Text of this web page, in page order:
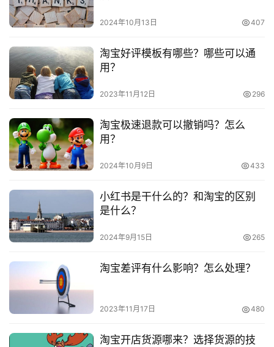
号
宝
分
享
登录方式是非常简单的，按照以上步骤去进行就可以了。淘
千万不要违规，因为每个店铺都是有评分的。
推荐阅读：
淘宝开店怎么少花运费?如何和快递谈运费?
淘宝开店如何获得搜索流量和权重?
本文来自投稿，不代表早谈创业网立场，作者：欧阳, 微澜，如
若转载，请注明出处：
https://www.zaotuan.com.cn/140619.html
版权声明：本文内容由互联网用户自发贡献，该文观点仅代表
作者本人。本站仅提供信息存储空间服务，不拥有所有权，不
承担相关法律责任。如发现本站有涉嫌抄袭侵权/违法违规的内
容， 请发送邮件至 153055113@qq.com 举报，一经查实，
2024年10月13日 407
淘宝好评模板有哪些？哪些可以通
用？
2023年11月12日 296
淘宝极速退款可以撤销吗？怎么
用？
2024年10月9日 433
小红书是干什么的？和淘宝的区别
是什么？
2024年9月15日 265
淘宝差评有什么影响？怎么处理？
2023年11月17日 480
淘宝开店货源哪来？选择货源的技